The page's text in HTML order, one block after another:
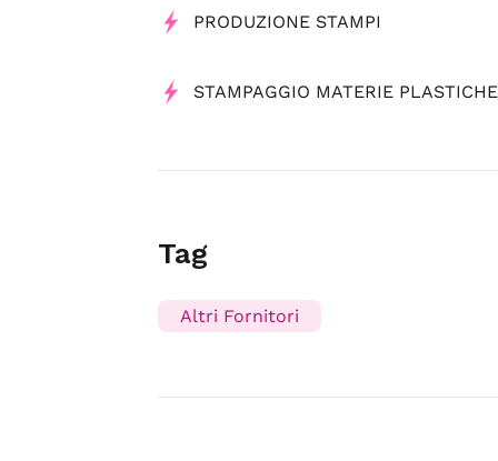
PRODUZIONE STAMPI
STAMPAGGIO MATERIE PLASTICHE
Tag
Altri Fornitori